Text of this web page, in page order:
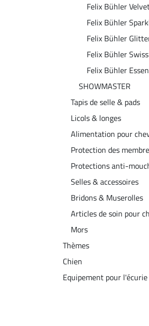
Felix Bühler
Felix Bühler
Felix Bühler
Felix Bühler
Felix Bühler
SHOWMASTER
Tapis de selle & pads
Licols & longes
Alimentation pour
Protection des
Protections anti-
Selles & accessoires
Bridons & Muserolles
Articles de soin pour
Mors
Thèmes
Chien
Equipement pour l'écurie